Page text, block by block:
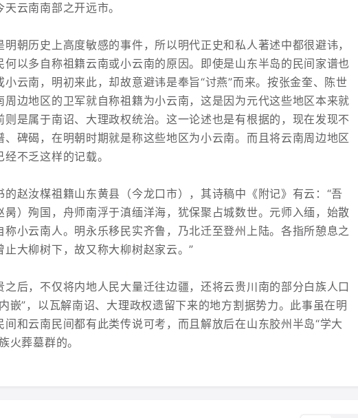
云南南部之开远市。
朝历史上高度敏感的事件，所以明代正史和私人著述中都很避讳，
以多自称祖籍云南或小云南的原因。即使是山东半岛的民间家谱也
云南，明初来此，却故意避讳是奉旨“讨燕”而来。按张金奎、陈世
边地区的卫军就自称祖籍为小云南，这是因为元代这些地区本来就
是属于南诏、大理政权统治。这一论述也是有根据的，现在发现不
碑碣，在明朝时期就是称这些地区为小云南。而且将云南周边地区
不乏这样的记载。
赵汝楳祖籍山东黄县（今龙口市），其诗稿中《附记》有云：“吾
）殉国，舟师南浮于滇缅洋海，犹保聚占城数世。元师入缅，始散
小云南人。明永乐移民实齐鲁，乃北迁至登州上陆。各指所憩息之
大柳树下，故又称大柳树赵家云。”
后，不仅将内地人民大量迁往边疆，还将云贵川南的部分白族人口
嵌”，以瓦解南诏、大理政权遗留下来的地方割据势力。此事虽在明
和云南民间都有此类传说可考，而且解放后在山东胶州半岛“学大
火葬墓群的。